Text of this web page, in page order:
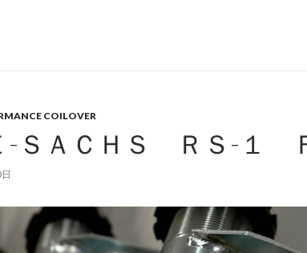
COILOVER
-ＳＡＣＨＳ ＲＳ-１